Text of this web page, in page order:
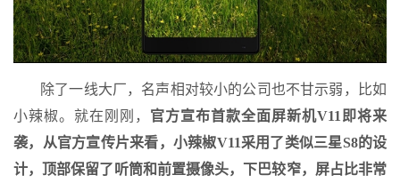
除了一线大厂，名声相对较小的公司也不甘示弱，比如
小辣椒。就在刚刚， 官方宣布首款全面屏新机V11即将来
袭，从官方宣传片来看，小辣椒V11采用了类似三星S8的设
计，顶部保留了听筒和前置摄像头，下巴较窄，屏占比非常